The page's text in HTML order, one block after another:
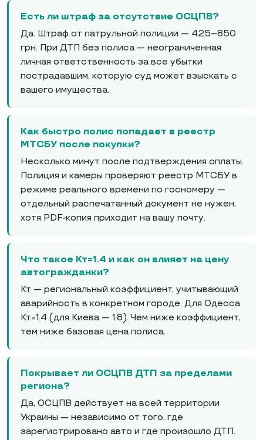
Есть ли штраф за отсутствие ОСЦПВ?
Да. Штраф от патрульной полиции — 425–850
грн. При ДТП без полиса — неограниченная
личная ответственность за все убытки
пострадавшим, которую суд может взыскать с
вашего имущества.
Как быстро полис попадает в реестр
МТСБУ после покупки?
Несколько минут после подтверждения оплаты.
Полиция и камеры проверяют реестр МТСБУ в
режиме реального времени по госномеру —
отдельный распечатанный документ не нужен,
хотя PDF-копия приходит на вашу почту.
Что такое Кт=1.4 и как он влияет на цену
автогражданки?
Кт — региональный коэффициент, учитывающий
аварийность в конкретном городе. Для Одесса
Кт=1.4 (для Киева — 1.8). Чем ниже коэффициент,
тем ниже базовая цена полиса.
Покрывает ли ОСЦПВ ДТП за пределами
региона?
Да, ОСЦПВ действует на всей территории
Украины — независимо от того, где
зарегистрировано авто и где произошло ДТП.